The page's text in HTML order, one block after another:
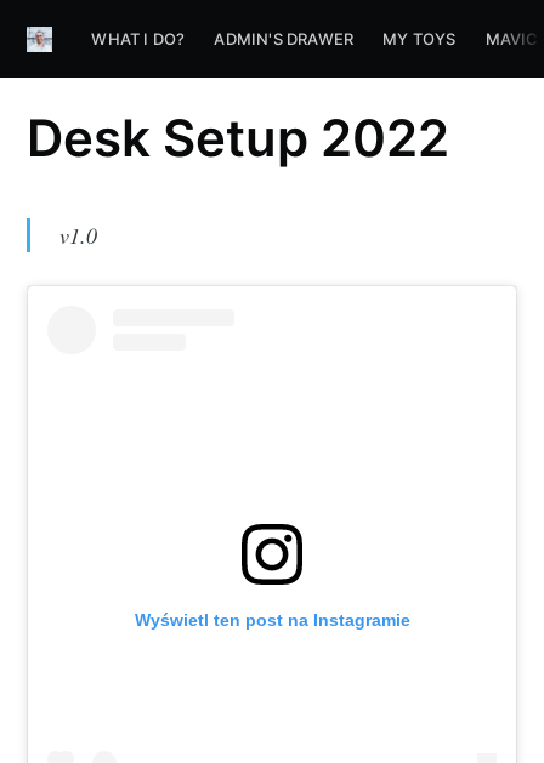
WHAT I DO? ADMIN'S DRAWER MY TOYS MAVIC
Desk Setup 2022
v1.0
Wyświetl ten post na Instagramie